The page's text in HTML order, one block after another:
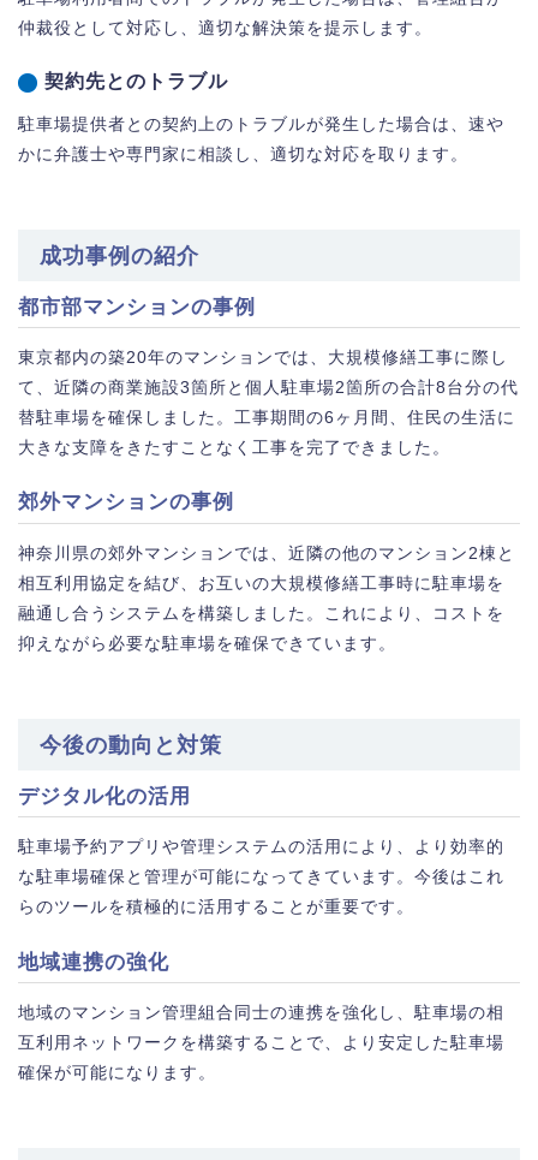
仲裁役として対応し、適切な解決策を提示します。
契約先とのトラブル
駐車場提供者との契約上のトラブルが発生した場合は、速や
かに弁護士や専門家に相談し、適切な対応を取ります。
成功事例の紹介
都市部マンションの事例
東京都内の築20年のマンションでは、大規模修繕工事に際し
て、近隣の商業施設3箇所と個人駐車場2箇所の合計8台分の代
替駐車場を確保しました。工事期間の6ヶ月間、住民の生活に
大きな支障をきたすことなく工事を完了できました。
郊外マンションの事例
神奈川県の郊外マンションでは、近隣の他のマンション2棟と
相互利用協定を結び、お互いの大規模修繕工事時に駐車場を
融通し合うシステムを構築しました。これにより、コストを
抑えながら必要な駐車場を確保できています。
今後の動向と対策
デジタル化の活用
駐車場予約アプリや管理システムの活用により、より効率的
な駐車場確保と管理が可能になってきています。今後はこれ
らのツールを積極的に活用することが重要です。
地域連携の強化
地域のマンション管理組合同士の連携を強化し、駐車場の相
互利用ネットワークを構築することで、より安定した駐車場
確保が可能になります。